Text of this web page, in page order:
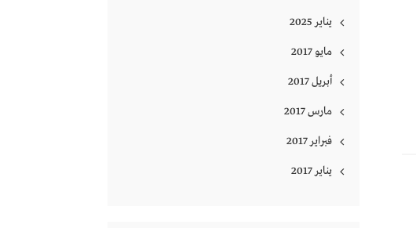
يناير 2025
مايو 2017
أبريل 2017
مارس 2017
فبراير 2017
يناير 2017